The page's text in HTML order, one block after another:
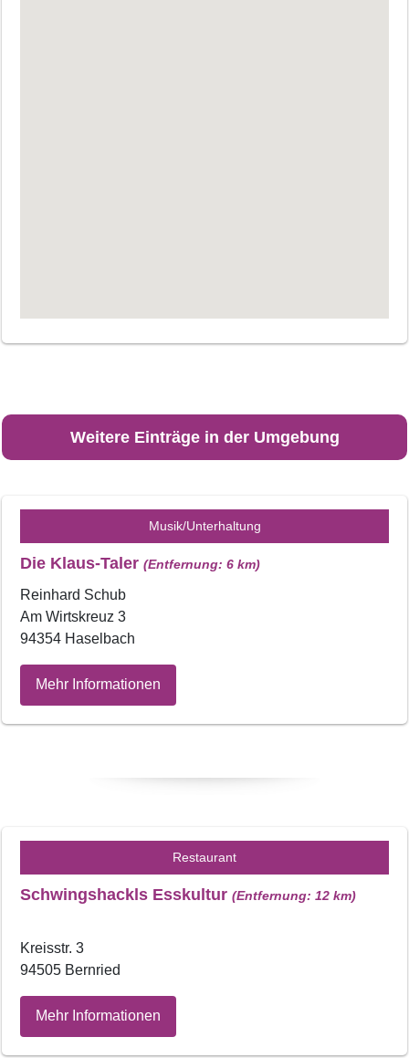
Weitere Einträge in der Umgebung
Musik/Unterhaltung
Die Klaus-Taler (Entfernung: 6 km)
Reinhard Schub
Am Wirtskreuz 3
94354 Haselbach
Mehr Informationen
Restaurant
Schwingshackls Esskultur (Entfernung: 12 km)
Kreisstr. 3
94505 Bernried
Mehr Informationen